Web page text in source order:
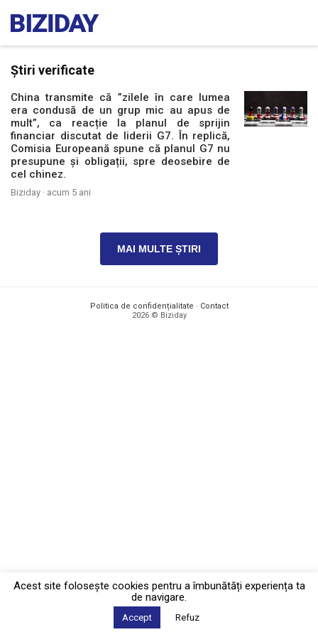
Știri verificate
China transmite că ”zilele în care lumea
era condusă de un grup mic au apus de
mult”, ca reacție la planul de sprijin
financiar discutat de liderii G7. În replică,
Comisia Europeană spune că planul G7 nu
presupune și obligații, spre deosebire de
cel chinez.
Biziday · acum 5 ani
MAI MULTE ȘTIRI
Politica de confidențialitate · Contact
2026 © Biziday
Acest site foloseşte cookies pentru a îmbunătăți experiența ta
de navigare.
Accept Refuz